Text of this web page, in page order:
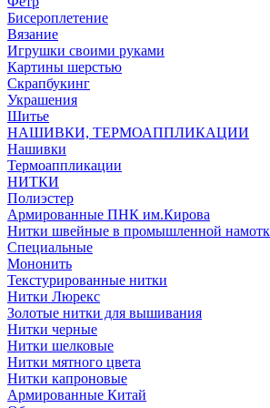
Бисероплетение
Вязание
Игрушки своими руками
Картины шерстью
Скрапбукинг
Украшения
Шитье
НАШИВКИ, ТЕРМОАППЛИКАЦИИ
Нашивки
Термоаппликации
НИТКИ
Полиэстер
Армированные ПНК им.Кирова
Нитки швейные в промышленной
Специальные
Мононить
Текстурированные нитки
Нитки Люрекс
Золотые нитки для вышивания
Нитки черные
Нитки шелковые
Нитки мятного цвета
Нитки капроновые
Армированные Китай